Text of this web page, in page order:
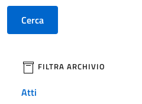
Cerca
filtri da applicare
FILTRA ARCHIVIO
Atti